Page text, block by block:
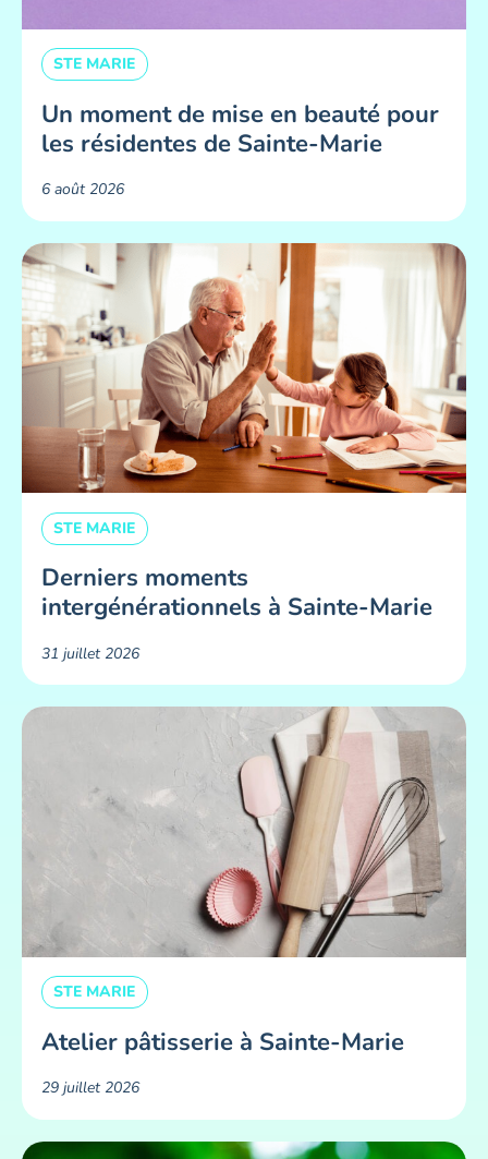
STE MARIE
Un moment de mise en beauté pour
les résidentes de Sainte-Marie ​
6 août 2026
STE MARIE
Derniers moments
intergénérationnels à Sainte-Marie
31 juillet 2026
STE MARIE
Atelier pâtisserie à Sainte-Marie
29 juillet 2026